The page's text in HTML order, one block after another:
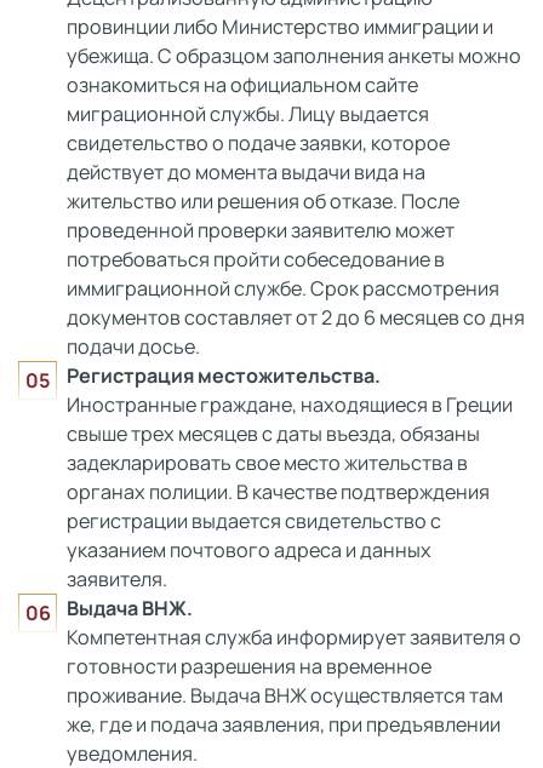
провинции либо Министерство иммиграции и
убежища. С образцом заполнения анкеты можно
ознакомиться на официальном сайте
миграционной службы. Лицу выдается
свидетельство о подаче заявки, которое
действует до момента выдачи вида на
жительство или решения об отказе. После
проведенной проверки заявителю может
потребоваться пройти собеседование в
иммиграционной службе. Срок рассмотрения
документов составляет от 2 до 6 месяцев со дня
подачи досье.
Регистрация местожительства.
Иностранные граждане, находящиеся в Греции
свыше трех месяцев с даты въезда, обязаны
задекларировать свое место жительства в
органах полиции. В качестве подтверждения
регистрации выдается свидетельство с
указанием почтового адреса и данных
заявителя.
Выдача ВНЖ.
Компетентная служба информирует заявителя о
готовности разрешения на временное
проживание. Выдача ВНЖ осуществляется там
же, где и подача заявления, при предъявлении
уведомления.